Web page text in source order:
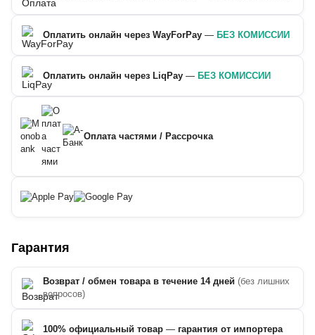
Оплатить онлайн через WayForPay — БЕЗ КОМИССИИ
Оплатить онлайн через LiqPay — БЕЗ КОМИССИИ
Оплата частями / Рассрочка
Гарантия
Возврат / обмен товара в течение 14 дней (без лишних
вопросов)
100% официальный товар — гарантия от импортера